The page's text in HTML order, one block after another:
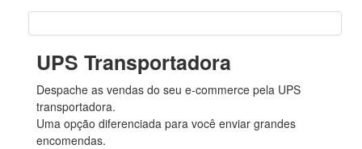
UPS Transportadora
Despache as vendas do seu e-commerce pela UPS
transportadora.
Uma opção diferenciada para você enviar grandes
encomendas.